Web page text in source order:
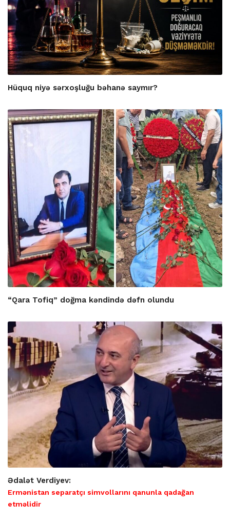
Hüquq niyə sərxoşluğu bəhanə saymır?
“Qara Tofiq” doğma kəndində dəfn olundu
Ədalət Verdiyev:
Ermənistan separatçı simvollarını qanunla qadağan
etməlidir